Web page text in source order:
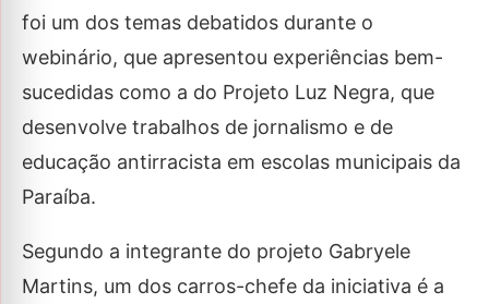
foi um dos temas debatidos durante o
webinário, que apresentou experiências bem-
sucedidas como a do Projeto Luz Negra, que
desenvolve trabalhos de jornalismo e de
educação antirracista em escolas municipais da
Paraíba.
Segundo a integrante do projeto Gabryele
Martins, um dos carros-chefe da iniciativa é a